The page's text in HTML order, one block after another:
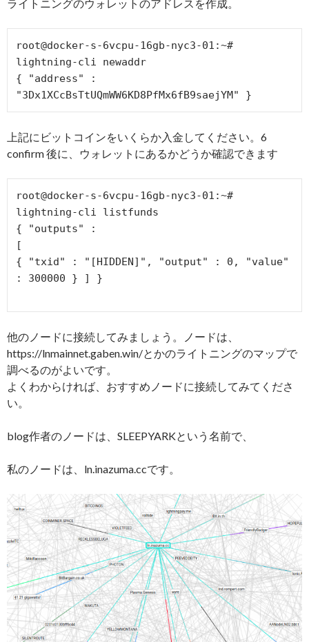
ライトニングのウォレットのアドレスを作成。
root@docker-s-6vcpu-16gb-nyc3-01:~#
lightning-cli newaddr
{ "address" :
"3Dx1XCcBsTtUQmWW6KD8PfMx6fB9saejYM" }
上記にビットコインをいくらか入金してください。6
confirm 後に、ウォレットにあるかどうか確認できます
root@docker-s-6vcpu-16gb-nyc3-01:~#
lightning-cli listfunds
{ "outputs" :
[
{ "txid" : "[HIDDEN]", "output" : 0, "value"
: 300000 } ] }
他のノードに接続してみましょう。ノードは、
https://lnmainnet.gaben.win/とかのライトニングのマップで
調べるのがよいです。
よくわからければ、おすすめノードに接続してみてくださ
い。
blog作者のノードは、SLEEPYARKという名前で、
私のノードは、ln.inazuma.ccです。